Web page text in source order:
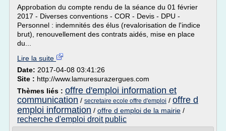
Approbation du compte rendu de la séance du 01 février
2017 - Diverses conventions - COR - Devis - DPU -
Personnel : indemnités des élus (revalorisation de l'indice
brut), renouvellement des contrats aidés, mise en place
du...
Lire la suite
Date: 2017-04-08 03:41:26
Site : http://www.lamuresurazergues.com
Thèmes liés : offre d'emploi information et
communication / secretaire ecole offre d'emploi / offre d
emploi information / offre d emploi de la mairie /
recherche d'emploi droit public